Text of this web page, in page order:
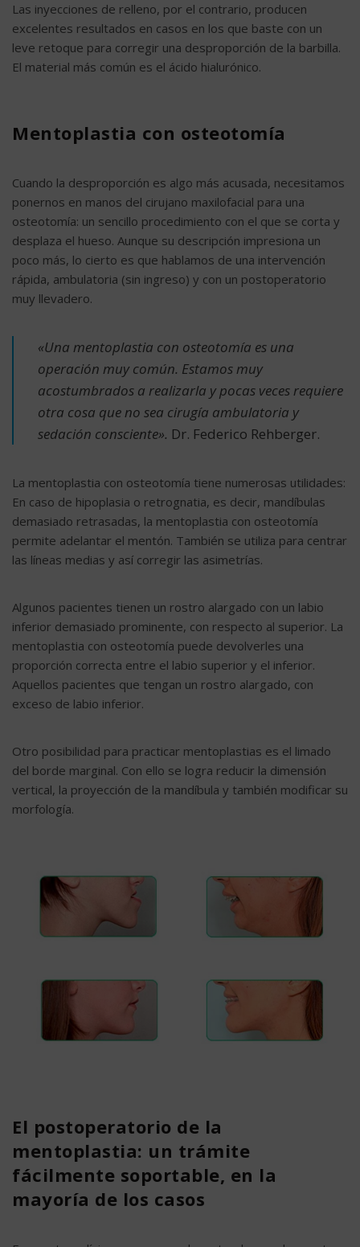
Las inyecciones de relleno, por el contrario, producen
excelentes resultados en casos en los que baste con un
leve retoque para corregir una desproporción de la barbilla.
El material más común es el ácido hialurónico.
Mentoplastia con osteotomía
Cuando la desproporción es algo más acusada, necesitamos
ponernos en manos del cirujano maxilofacial para una
osteotomía: un sencillo procedimiento con el que se corta y
desplaza el hueso. Aunque su descripción impresiona un
poco más, lo cierto es que hablamos de una intervención
rápida, ambulatoria (sin ingreso) y con un postoperatorio
muy llevadero.
«Una mentoplastia con osteotomía es una
operación muy común. Estamos muy
acostumbrados a realizarla y pocas veces requiere
otra cosa que no sea cirugía ambulatoria y
sedación consciente». Dr. Federico Rehberger.
La mentoplastia con osteotomía tiene numerosas utilidades:
En caso de hipoplasia o retrognatia, es decir, mandíbulas
demasiado retrasadas, la mentoplastia con osteotomía
permite adelantar el mentón. También se utiliza para centrar
las líneas medias y así corregir las asimetrías.
Algunos pacientes tienen un rostro alargado con un labio
inferior demasiado prominente, con respecto al superior. La
mentoplastia con osteotomía puede devolverles una
proporción correcta entre el labio superior y el inferior.
Aquellos pacientes que tengan un rostro alargado, con
exceso de labio inferior.
Otro posibilidad para practicar mentoplastias es el limado
del borde marginal. Con ello se logra reducir la dimensión
vertical, la proyección de la mandíbula y también modificar su
morfología.
El postoperatorio de la
mentoplastia: un trámite
fácilmente soportable, en la
mayoría de los casos